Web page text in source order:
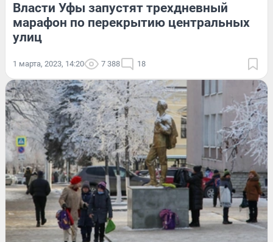
Власти Уфы запустят трехдневный
марафон по перекрытию центральных
улиц
1 марта, 2023, 14:20 7 388 18